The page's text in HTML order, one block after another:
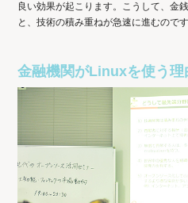
良い効果が起こります。こうして、金
と、技術の積み重ねが急速に進むのです
金融機関がLinuxを使う理